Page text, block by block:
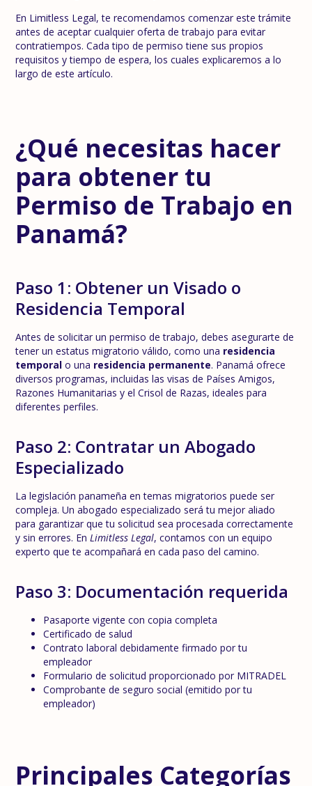
En Limitless Legal, te recomendamos comenzar este trámite
antes de aceptar cualquier oferta de trabajo para evitar
contratiempos. Cada tipo de permiso tiene sus propios
requisitos y tiempo de espera, los cuales explicaremos a lo
largo de este artículo.
¿Qué necesitas hacer
para obtener tu
Permiso de Trabajo en
Panamá?
Paso 1: Obtener un Visado o
Residencia Temporal
Antes de solicitar un permiso de trabajo, debes asegurarte de
tener un estatus migratorio válido, como una residencia
temporal o una residencia permanente. Panamá ofrece
diversos programas, incluidas las visas de Países Amigos,
Razones Humanitarias y el Crisol de Razas, ideales para
diferentes perfiles.
Paso 2: Contratar un Abogado
Especializado
La legislación panameña en temas migratorios puede ser
compleja. Un abogado especializado será tu mejor aliado
para garantizar que tu solicitud sea procesada correctamente
y sin errores. EnLimitless Legal, contamos con un equipo
experto que te acompañará en cada paso del camino.
Paso 3: Documentación requerida
Pasaporte vigente con copia completa
Certificado de salud
Contrato laboral debidamente firmado por tu
empleador
Formulario de solicitud proporcionado por MITRADEL
Comprobante de seguro social (emitido por tu
empleador)
Principales Categorías